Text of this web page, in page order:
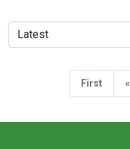
First «